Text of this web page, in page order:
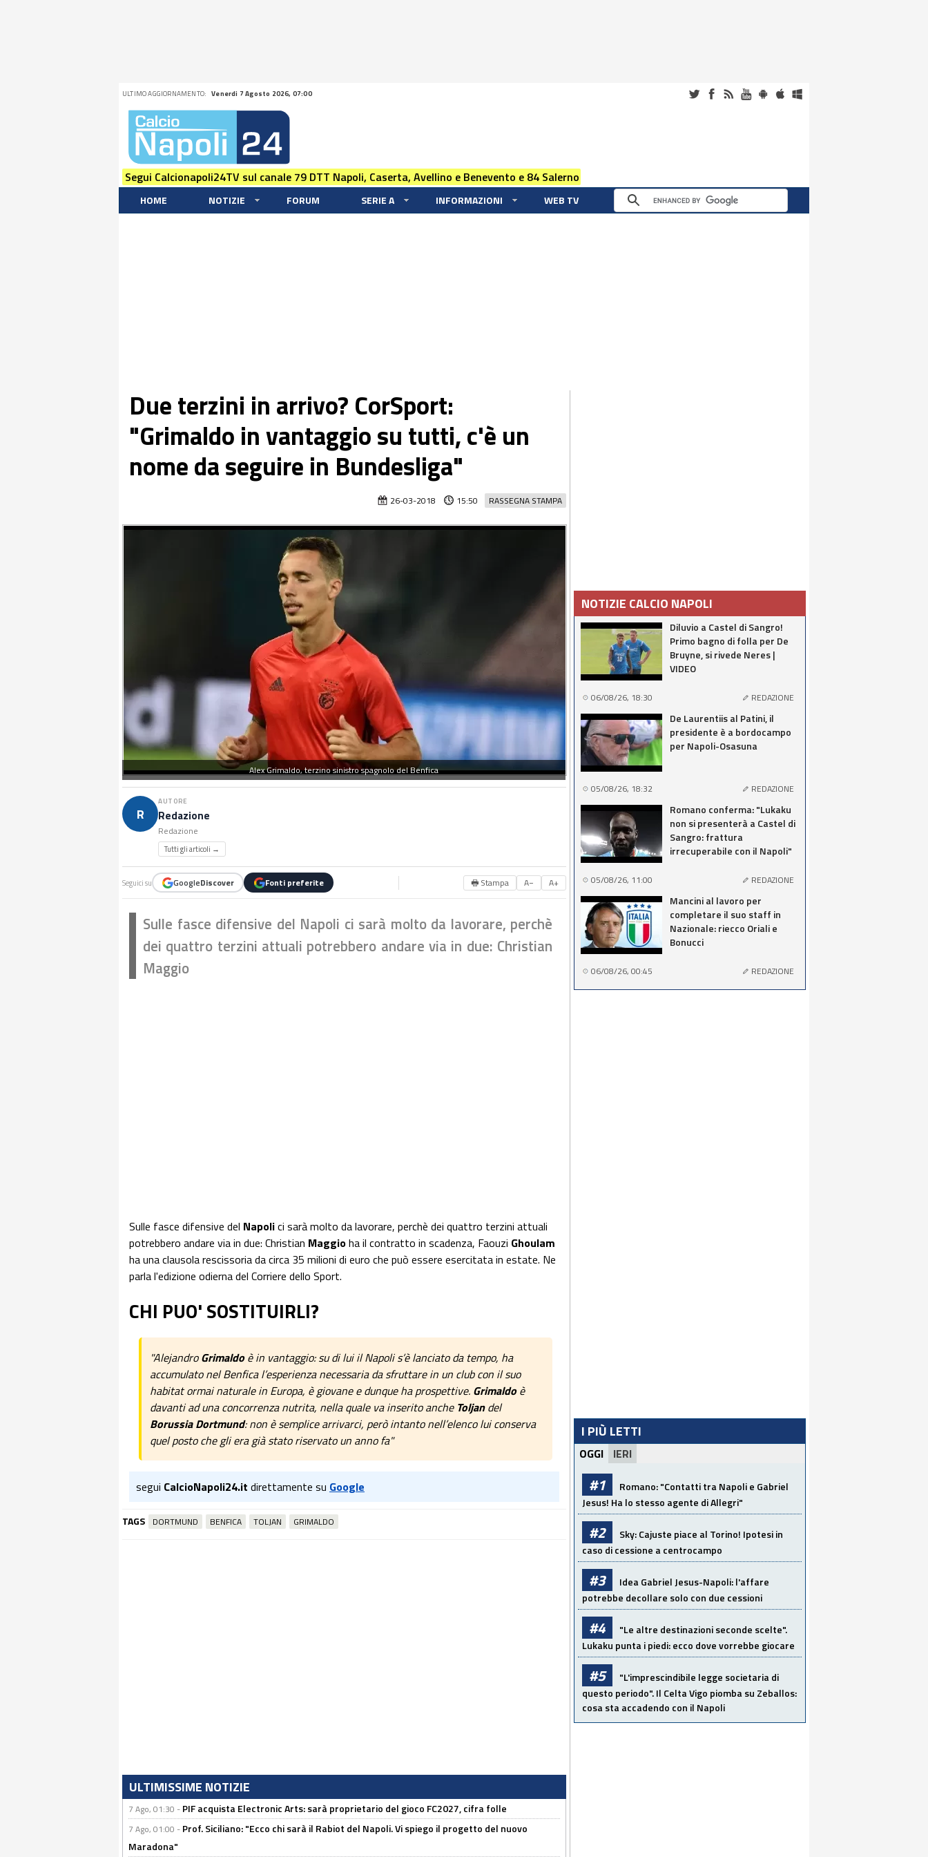
ULTIMO AGGIORNAMENTO: Venerdi 7 Agosto 2026, 07:00
Segui Calcionapoli24TV sul canale 79 DTT Napoli, Caserta, Avellino e Benevento e 84 Salerno
HOME NOTIZIE FORUM SERIE A INFORMAZIONI WEB TV
Due terzini in arrivo? CorSport:
"Grimaldo in vantaggio su tutti, c'è un
nome da seguire in Bundesliga"
RASSEGNA STAMPA
26-03-2018 15:50
Alex Grimaldo, terzino sinistro spagnolo del Benfica
R
AUTORE
Redazione
Redazione
Tutti gli articoli →
Seguici su GoogleDiscover Fonti preferite 🖶 Stampa A− A+
Sulle fasce difensive del Napoli ci sarà molto da lavorare, perchè
dei quattro terzini attuali potrebbero andare via in due: Christian
Maggio
Sulle fasce difensive del Napolici sarà molto da lavorare, perchè dei quattro terzini attuali
potrebbero andare via in due: Christian Maggioha il contratto in scadenza, Faouzi Ghoulam
ha una clausola rescissoria da circa 35 milioni di euro che può essere esercitata in estate. Ne
parla l'edizione odierna del Corriere dello Sport.
CHI PUO' SOSTITUIRLI?
"AlejandroGrimaldoè in vantaggio: su di lui il Napoli s’è lanciato da tempo, ha
accumulato nel Benfica l’esperienza necessaria da sfruttare in un club con il suo
habitat ormai naturale in Europa, è giovane e dunque ha prospettive. Grimaldoè
davanti ad una concorrenza nutrita, nella quale va inserito anche Toljandel
Borussia Dortmund: non è semplice arrivarci, però intanto nell’elenco lui conserva
quel posto che gli era già stato riservato un anno fa"
segui CalcioNapoli24.it direttamente su Google
TAGS DORTMUND BENFICA TOLJAN GRIMALDO
ULTIMISSIME NOTIZIE
7 Ago, 01:30 - PIF acquista Electronic Arts: sarà proprietario del gioco FC2027, cifra folle
7 Ago, 01:00 - Prof. Siciliano: "Ecco chi sarà il Rabiot del Napoli. Vi spiego il progetto del nuovo
Maradona"
NOTIZIE CALCIO NAPOLI
Diluvio a Castel di Sangro!
Primo bagno di folla per De
Bruyne, si rivede Neres |
VIDEO
06/08/26, 18:30 REDAZIONE
De Laurentiis al Patini, il
presidente è a bordocampo
per Napoli-Osasuna
05/08/26, 18:32 REDAZIONE
Romano conferma: "Lukaku
non si presenterà a Castel di
Sangro: frattura
irrecuperabile con il Napoli"
05/08/26, 11:00 REDAZIONE
Mancini al lavoro per
completare il suo staff in
Nazionale: riecco Oriali e
Bonucci
06/08/26, 00:45 REDAZIONE
I PIÙ LETTI
OGGI IERI
#1
Romano: "Contatti tra Napoli e Gabriel
Jesus! Ha lo stesso agente di Allegri"
#2
Sky: Cajuste piace al Torino! Ipotesi in
caso di cessione a centrocampo
#3
Idea Gabriel Jesus-Napoli: l'affare
potrebbe decollare solo con due cessioni
#4
"Le altre destinazioni seconde scelte".
Lukaku punta i piedi: ecco dove vorrebbe giocare
#5
"L'imprescindibile legge societaria di
questo periodo". Il Celta Vigo piomba su Zeballos:
cosa sta accadendo con il Napoli